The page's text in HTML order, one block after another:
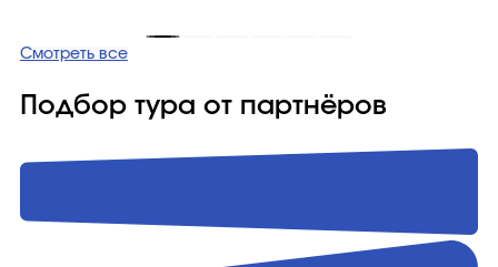
Смотреть все
Подбор тура от партнёров